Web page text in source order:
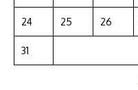
24 25 26
31